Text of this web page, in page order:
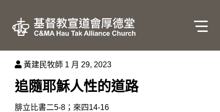
黃建民牧師 1 月 29, 2023
追隨耶穌人性的道路
腓立比書二5-8；來四14-16